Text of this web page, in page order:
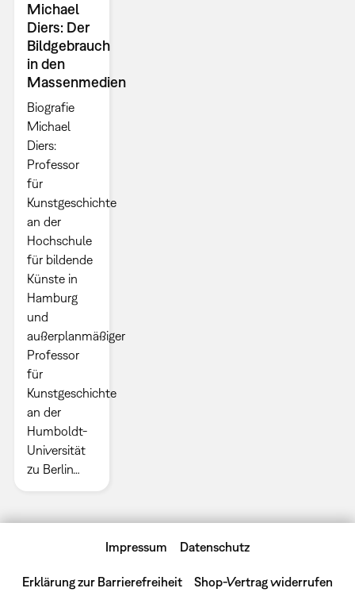
Michael
Diers: Der
Bildgebrauch
in den
Massenmedien
Biografie
Michael
Diers: ​
Professor
für
Kunstgeschichte
an der
Hochschule
für bildende
Künste in
Hamburg
und
außerplanmäßiger
Professor
für
Kunstgeschichte
an der
Humboldt-
Universität
zu Berlin…
Impressum Datenschutz
Erklärung zur Barrierefreiheit Shop-Vertrag widerrufen